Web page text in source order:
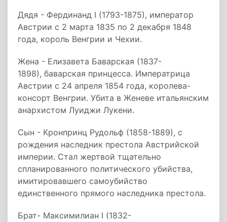
Дядя - Фердинанд I (1793-1875), император
Австрии с 2 марта 1835 по 2 декабря 1848
года, король Венгрии и Чехии.
Жена - Елизавета Баварская (1837-
1898), баварская принцесса. Императрица
Австрии с 24 апреля 1854 года, королева-
консорт Венгрии. Убита в Женеве итальянским
анархистом Луиджи Лукени.
Сын - Кронпринц Рудольф (1858-1889), с
рождения наследник престола Австрийской
империи. Стал жертвой тщательно
спланированного политического убийства,
имитировавшего самоубийство
единственного прямого наследника престола.
Брат- Максимилиан I (1832-